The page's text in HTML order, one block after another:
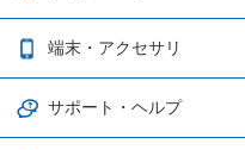
データ通信容量繰り越し
通信エリアと通信速度状況
ブレイブソード×ブレイズ
ウマ娘 プリティーダービー
3種類のSIMタイプ
お得なキャンペーン実施中
OPPO端末購入キャンペ
端末・アクセサリ
端末・アクセサリ
サポート・ヘルプ